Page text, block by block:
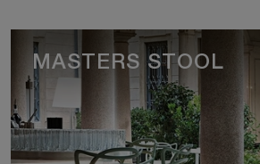
MASTERS STOOL